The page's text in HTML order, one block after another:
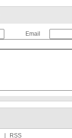
Email
RSS